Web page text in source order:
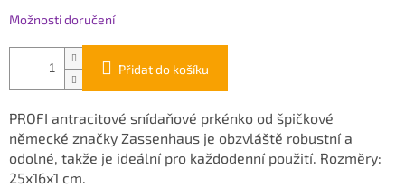
Možnosti doručení
Přidat do košíku
PROFI antracitové snídaňové prkénko od špičkové
německé značky Zassenhaus je obzvláště robustní a
odolné, takže je ideální pro každodenní použití. Rozměry:
25x16x1 cm.